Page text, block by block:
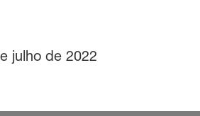
julho de 2022